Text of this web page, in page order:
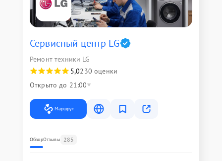
Сервисный центр LG
Ремонт техники LG
5,0230 оценки
Открыто до 21:00
Маршрут
ОбзорОтзывы 285